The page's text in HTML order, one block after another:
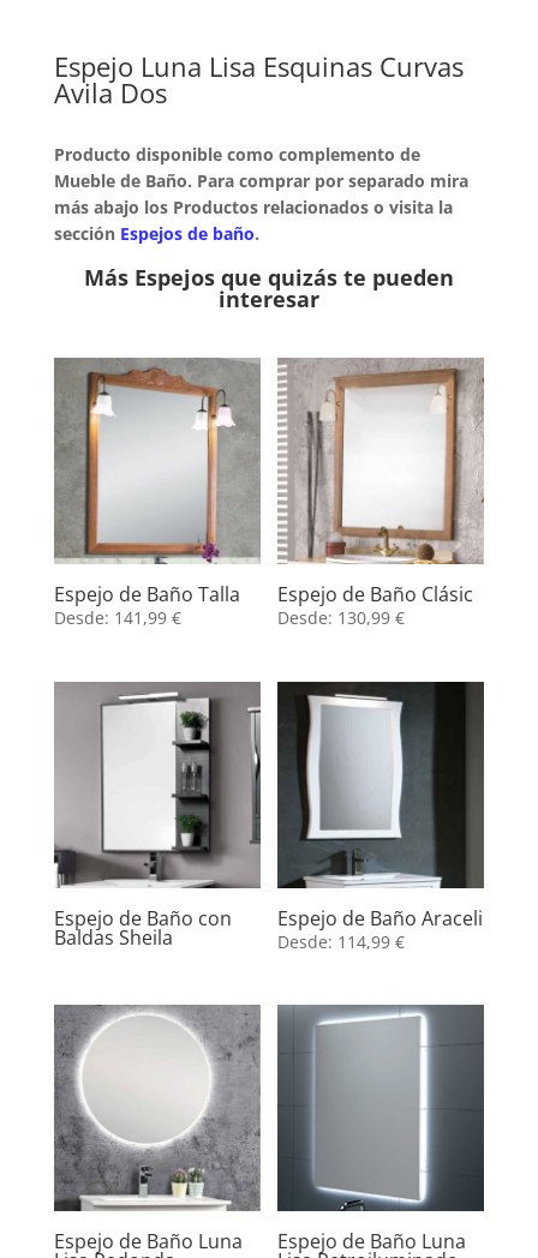
Espejo Luna Lisa Esquinas Curvas
Avila Dos
Producto disponible como complemento de
Mueble de Baño. Para comprar por separado mira
más abajo los Productos relacionados o visita la
sección Espejos de baño.
Más Espejos que quizás te pueden
interesar
Espejo de Baño Talla
Desde: 141,99 €
Espejo de Baño Clásic
Desde: 130,99€
Espejo de Baño con
Baldas Sheila
Espejo de Baño Araceli
Desde: 114,99€
Espejo de Baño Luna Espejo de Baño Luna